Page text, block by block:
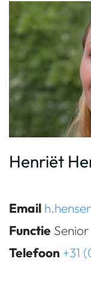
Henriët
Email
Functie
Telefoon +31